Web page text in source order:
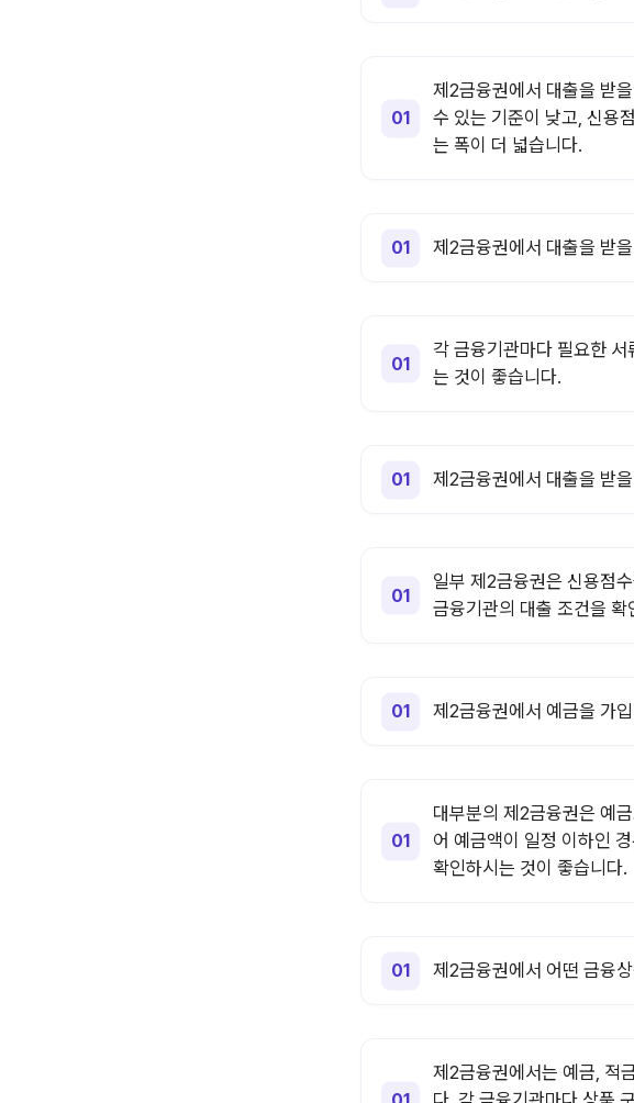
제2금융권에서 대출을 받
수 있는 기준이 낮고, 신용
는 폭이 더 넓습니다.
제2금융권에서 대출을 받
각 금융기관마다 필요한
는 것이 좋습니다.
제2금융권에서 대출을 받
일부 제2금융권은 신용점
금융기관의 대출 조건을
제2금융권에서 예금을 가
대부분의 제2금융권은 예
어 예금액이 일정 이하인
확인하시는 것이 좋습니다.
제2금융권에서 어떤 금융
제2금융권에서는 예금, 적